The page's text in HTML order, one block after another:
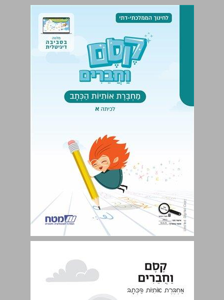
קֶסֶם וַחֲבֵרִים: מַחְבֶּרֶת אוֹתִיוֹת הַכְּתָב לכיתה א לחינוך הממלכתי-דתי ... 0